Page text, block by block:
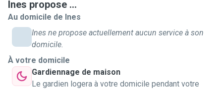
Ines propose ...
Au domicile de Ines
Ines ne propose actuellement aucun service à son
domicile.
À votre domicile
Gardiennage de maison
Le gardien logera à votre domicile pendant votre